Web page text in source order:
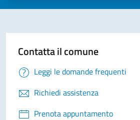
Contatta il comune
Leggi le domande frequenti
Richiedi assistenza
Prenota appuntamento